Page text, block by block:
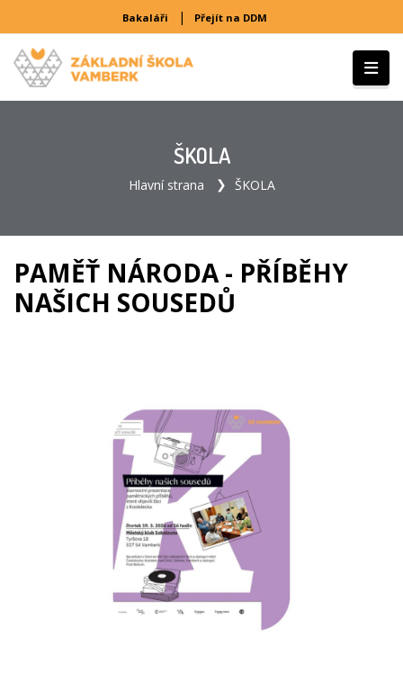
Bakaláři | Přejít na DDM
ŠKOLA
Hlavní strana ŠKOLA
PAMĚŤ NÁRODA - PŘÍBĚHY
NAŠICH SOUSEDŮ